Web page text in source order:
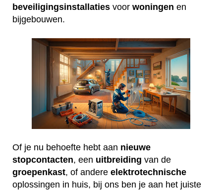
beveiligingsinstallaties voor woningen en
bijgebouwen.
Of je nu behoefte hebt aan nieuwe
stopcontacten, een uitbreiding van de
groepenkast, of andere elektrotechnische
oplossingen in huis, bij ons ben je aan het juiste